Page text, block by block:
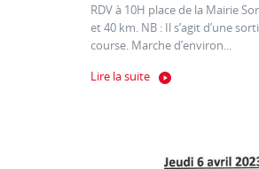
RDV à 10H place de la Mairie
et 40 km. NB : Il s’agit d’une
course. Marche d’environ...
Lire la suite